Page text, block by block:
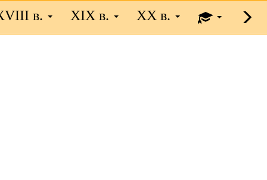
в. XIX в. XX в.